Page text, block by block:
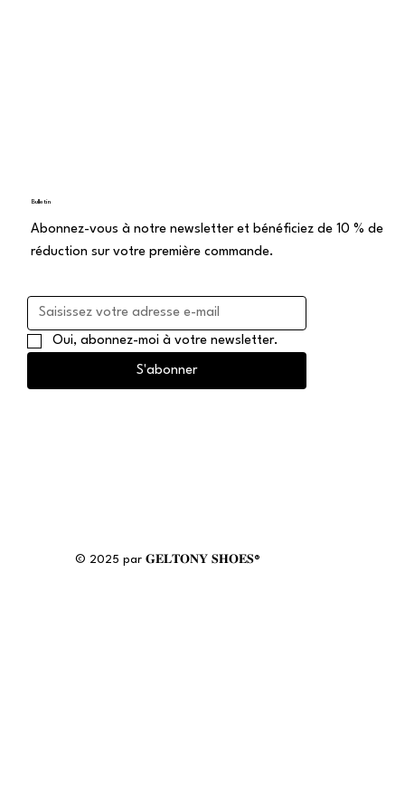
Bulletin
Abonnez-vous à notre newsletter et bénéficiez de 10 % de
réduction sur votre première commande.
Oui, abonnez-moi à votre newsletter.
S'abonner
© 2025 par 𝐆𝐄𝐋𝐓𝐎𝐍𝐘 𝐒𝐇𝐎𝐄𝐒®